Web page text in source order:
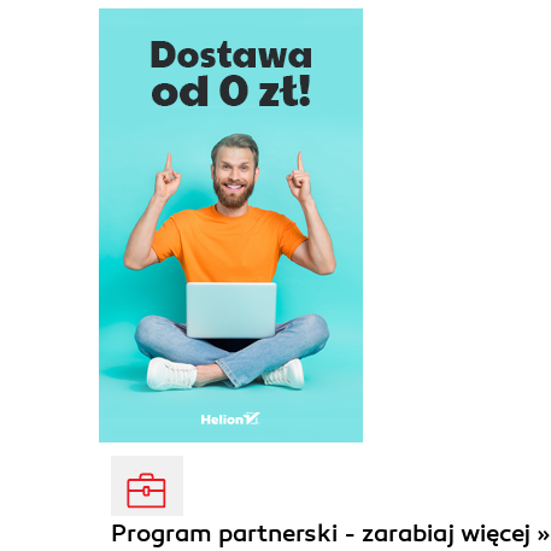
Program partnerski - zarabiaj więcej »